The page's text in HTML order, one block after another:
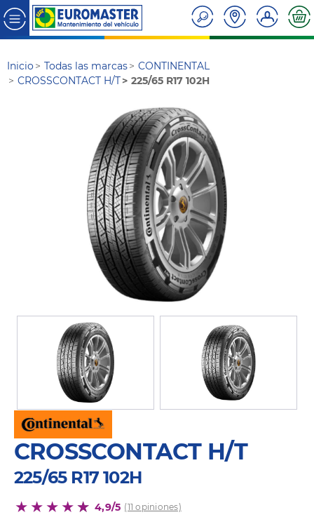
Inicio Todas las marcas
CONTINENTAL
CROSSCONTACT H/T
225/65 R17 102H
CROSSCONTACT H/T
225/65 R17 102H
4,9/5 (11 opiniones)